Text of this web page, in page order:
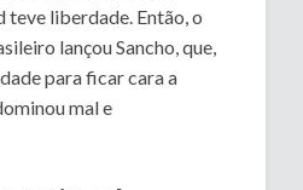
teve liberdade. Então, o
lançou Sancho, que,
para ficar cara a
mal e